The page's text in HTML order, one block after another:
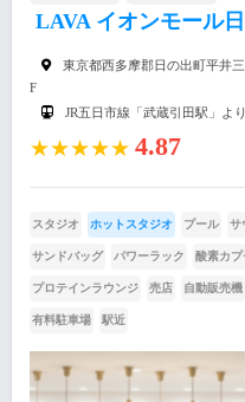
LAVA イオンモール
東京都西多摩郡日の出町平井
F
JR五日市線「武蔵引田駅」よ
★★★★★ 4.87
スタジオ ホットスタジオ プール サ
サンドバッグ パワーラック 酸素カプ
プロテインラウンジ 売店 自動販売機
有料駐車場 駅近